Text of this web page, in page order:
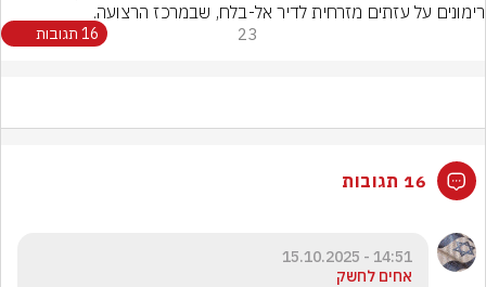
רימונים על עזתים מזרחית לדיר אל-בלח, שבמרכז הרצועה.
23 16 תגובות
16 תגובות
14:51 - 15.10.2025
אחים לחשק